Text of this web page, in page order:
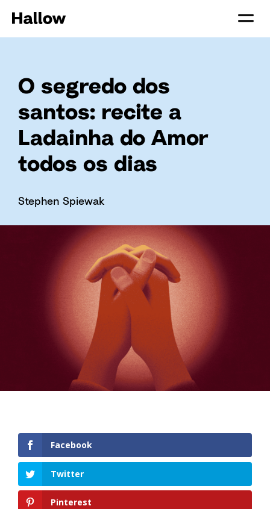
O segredo dos
santos: recite a
Ladainha do Amor
todos os dias
Stephen Spiewak
Facebook
Twitter
Pinterest